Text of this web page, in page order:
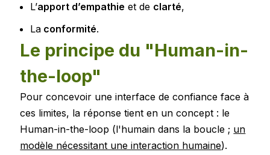
L’apport d’empathie et de clarté,
La conformité.
Le principe du "Human-in-
the-loop"
Pour concevoir une interface de confiance face à
ces limites, la réponse tient en un concept : le
Human-in-the-loop (l'humain dans la boucle ; un
modèle nécessitant une interaction humaine).